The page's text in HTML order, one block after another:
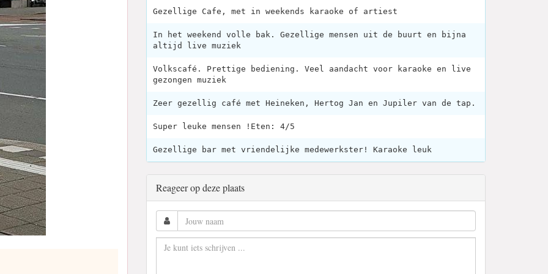
Gezellige Cafe, met in weekends karaoke of artiest
In het weekend volle bak. Gezellige mensen uit de buurt en bijna
altijd live muziek
Volkscafé. Prettige bediening. Veel aandacht voor karaoke en live
gezongen muziek
Zeer gezellig café met Heineken, Hertog Jan en Jupiler van de tap.
Super leuke mensen !Eten: 4/5
Gezellige bar met vriendelijke medewerkster! Karaoke leuk
Reageer op deze plaats